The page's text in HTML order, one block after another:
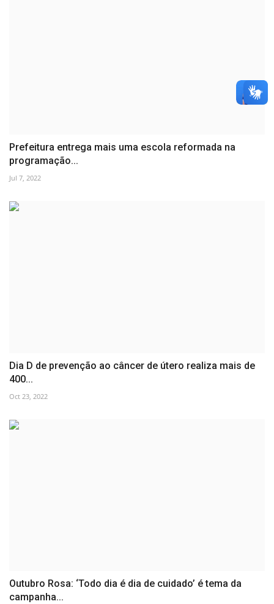
Prefeitura entrega mais uma escola reformada na
programação...
Jul 7, 2022
Dia D de prevenção ao câncer de útero realiza mais de
400...
Oct 23, 2022
Outubro Rosa: ‘Todo dia é dia de cuidado’ é tema da
campanha...